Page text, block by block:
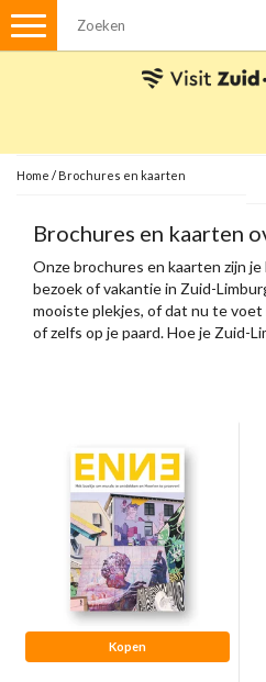
Menu
Met de auto
Visvergunningen
Brochures en kaarten
Plattegronden
Uit de streek
Ansichtkaarten
Home / Brochures en kaarten
Brochures en kaarten
Onze brochures en kaarten zijn
bezoek of vakantie in Zuid-
mooiste plekjes, of dat nu te
of zelfs op je paard. Hoe je Zuid-
Kopen